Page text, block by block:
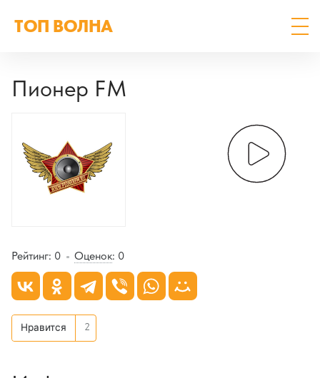
ТОП ВОЛНА
Пионер FM
Рейтинг: 0 Оценок: 0
Нравится 2